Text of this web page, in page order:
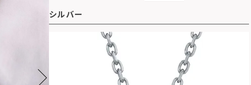
シルバー